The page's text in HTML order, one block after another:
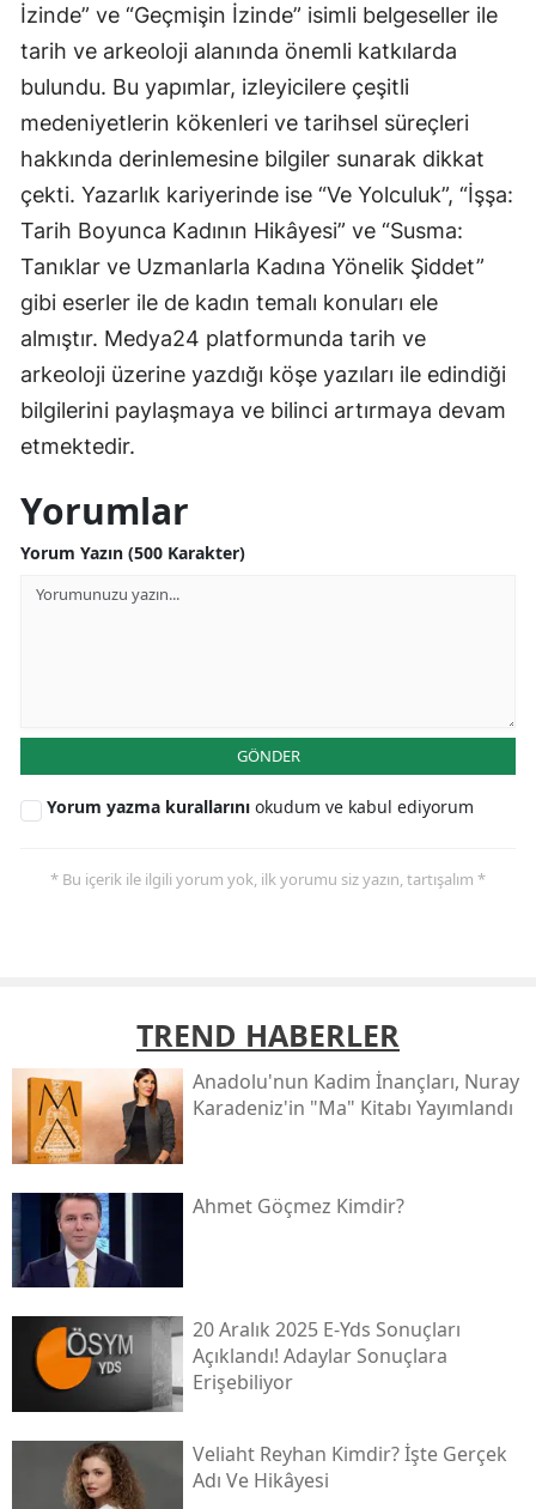
İzinde” ve “Geçmişin İzinde” isimli belgeseller ile
tarih ve arkeoloji alanında önemli katkılarda
bulundu. Bu yapımlar, izleyicilere çeşitli
medeniyetlerin kökenleri ve tarihsel süreçleri
hakkında derinlemesine bilgiler sunarak dikkat
çekti. Yazarlık kariyerinde ise “Ve Yolculuk”, “İşşa:
Tarih Boyunca Kadının Hikâyesi” ve “Susma:
Tanıklar ve Uzmanlarla Kadına Yönelik Şiddet”
gibi eserler ile de kadın temalı konuları ele
almıştır. Medya24 platformunda tarih ve
arkeoloji üzerine yazdığı köşe yazıları ile edindiği
bilgilerini paylaşmaya ve bilinci artırmaya devam
etmektedir.
Yorumlar
Yorum Yazın (500 Karakter)
GÖNDER
Yorum yazma kurallarını okudum ve kabul ediyorum
* Bu içerik ile ilgili yorum yok, ilk yorumu siz yazın, tartışalım *
TREND HABERLER
Anadolu'nun Kadim İnançları, Nuray
Karadeniz'in "ma" Kitabı Yayımlandı
Ahmet Göçmez Kimdir?
20 Aralık 2025 E-Yds Sonuçları
Açıklandı! Adaylar Sonuçlara
Erişebiliyor
Veliaht Reyhan Kimdir? İşte Gerçek
Adı Ve Hikâyesi